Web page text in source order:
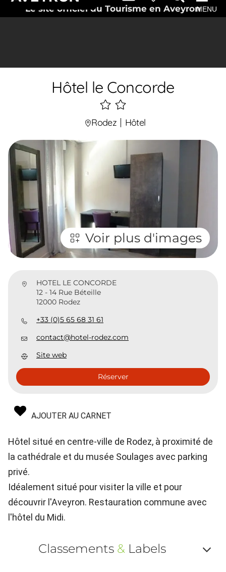
Le site officiel du Tourisme en AveyronMENU
Hôtel le Concorde
2
étoiles
Rodez Hôtel
Voir plus d'images
HOTEL LE CONCORDE
12 - 14 Rue Béteille
12000 Rodez
+33 (0)5 65 68 31 61
contact@hotel-rodez.com
Site web
Réserver
AJOUTER AU CARNET
Hôtel situé en centre-ville de Rodez, à proximité de
la cathédrale et du musée Soulages avec parking
privé.
Idéalement situé pour visiter la ville et pour
découvrir l'Aveyron. Restauration commune avec
l'hôtel du Midi.
Classements & Labels